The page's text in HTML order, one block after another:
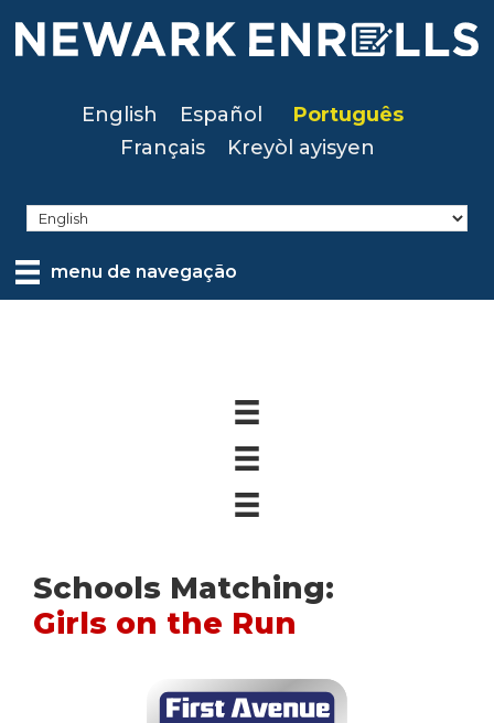
Skip
English Español
Português
Français
Kreyòl ayisyen
menu de navegação
Schools Matching:
Girls on the Run